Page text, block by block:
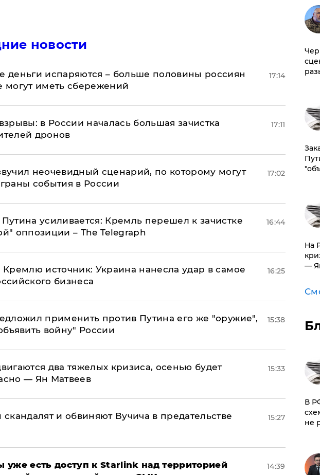
новости
деньги испаряются – больше половины россиян
могут иметь сбережений
17:14
в России началась большая зачистка
дронов
17:11
неочевидный сценарий, по которому могут
события в России
17:02
усиливается: Кремль перешел к зачистке
оппозиции – The Telegraph
16:44
Кремлю источник: Украина нанесла удар в самое
бизнеса
16:25
применить против Путина его же "оружие",
войну" России
15:38
два тяжелых кризиса, осенью будет
— Ян Матвеев
15:33
скандалят и обвиняют Вучича в предательстве
15:27
уже есть доступ к Starlink над территорией
14:39
На
—
​В
не